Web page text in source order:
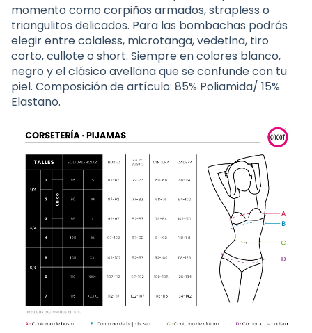
momento como corpiños armados, strapless o
triangulitos delicados. Para las bombachas podrás
elegir entre colaless, microtanga, vedetina, tiro
corto, cullote o short. Siempre en colores blanco,
negro y el clásico avellana que se confunde con tu
piel. Composición de artículo: 85% Poliamida/ 15%
Elastano.